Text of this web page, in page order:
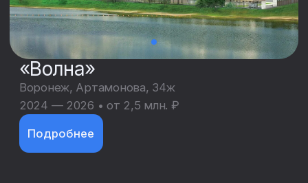
Мы предлагаем полный спектр услуг
по строительству коммерческих
объектов — от офисных и торговых
помещений до складских
и производственных комплексов. Наши
Коммерческая
недвижимость